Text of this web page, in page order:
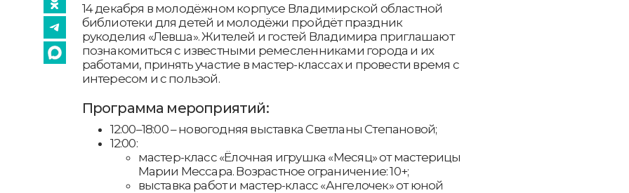
14 декабря в молодёжном корпусе Владимирской областной
библиотеки для детей и молодёжи пройдёт праздник
рукоделия «Левша». Жителей и гостей Владимира приглашают
познакомиться с известными ремесленниками города и их
работами, принять участие в мастер-классах и провести время с
интересом и с пользой.
Программа мероприятий:
12:00–18:00 – новогодняя выставка Светланы Степановой;
12:00:
мастер-класс «Ёлочная игрушка «Месяц» от мастерицы
Марии Мессара. Возрастное ограничение: 10+;
выставка работ и мастер-класс «Ангелочек» от юной